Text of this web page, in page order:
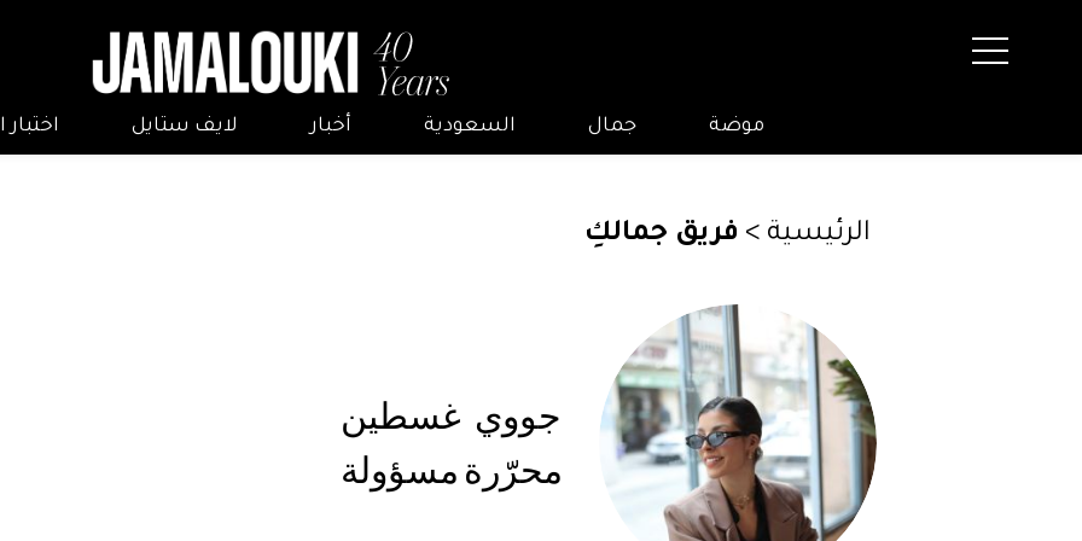
موضة جمال السعودية أخبار لايف ستايل
الرئيسية > فريق جمالكِ
جووي غسطين
محرّرة مسؤولة